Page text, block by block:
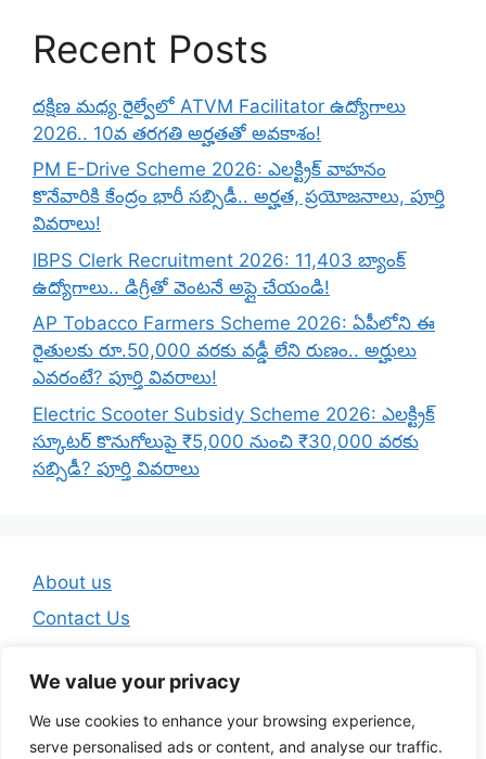
We value your privacy
We use cookies to enhance your browsing experience,
serve personalised ads or content, and analyse our traffic.
Recent Posts
దక్షిణ మధ్య రైల్వేలో ATVM Facilitator ఉద్యోగాలు
2026.. 10వ తరగతి అర్హతతో అవకాశం!
PM E-Drive Scheme 2026: ఎలక్ట్రిక్ వాహనం
కొనేవారికి కేంద్రం భారీ సబ్సిడీ.. అర్హత, ప్రయోజనాలు, పూర్తి
వివరాలు!
IBPS Clerk Recruitment 2026: 11,403 బ్యాంక్
ఉద్యోగాలు.. డిగ్రీతో వెంటనే అప్లై చేయండి!
AP Tobacco Farmers Scheme 2026: ఏపీలోని ఈ
రైతులకు రూ.50,000 వరకు వడ్డీ లేని రుణం.. అర్హులు
ఎవరంటే? పూర్తి వివరాలు!
Electric Scooter Subsidy Scheme 2026: ఎలక్ట్రిక్
స్కూటర్ కొనుగోలుపై ₹5,000 నుంచి ₹30,000 వరకు
సబ్సిడీ? పూర్తి వివరాలు
About us
Contact Us
Privacy Policy
Terms And Conditions